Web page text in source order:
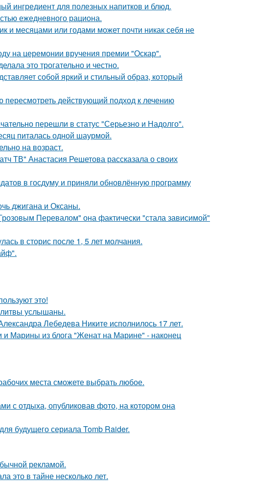
ингредиент для полезных напитков и блюд.
ежедневного рациона.
и месяцами или годами может почти никак себя не
на церемонии вручения премии "Оскар".
это трогательно и честно.
собой яркий и стильный образ, который
действующий подход к лечению
перешли в статус "Серьезно и Надолго".
питалась одной шаурмой.
на возраст.
ТВ" Анастасия Решетова рассказала о своих
в госдуму и приняли обновлённую программу
джигана и Оксаны.
Перевалом" она фактически "стала зависимой"
в сторис после 1, 5 лет молчания.
это!
услышаны.
Лебедева Никите исполнилось 17 лет.
и Марины из блога "Женат на Марине" - наконец
места сможете выбрать любое.
с отдыха, опубликовав фото, на котором она
будущего сериала Tomb Raider.
рекламой.
это в тайне несколько лет.